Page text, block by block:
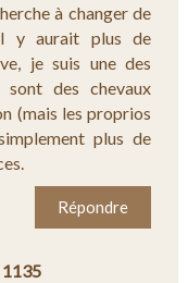
à changer de
y aurait plus de
je suis une des
sont des chevaux
(mais les proprios
plus de
Répondre
1135